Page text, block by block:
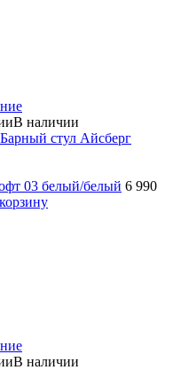
В наличии
03 белый/белый 6 990
В наличии